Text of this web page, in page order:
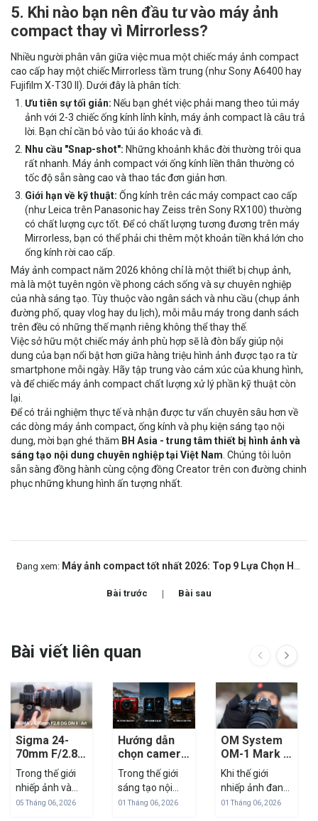
5. Khi nào bạn nên đầu tư vào máy ảnh
compact thay vì Mirrorless?
Nhiều người phân vân giữa việc mua một chiếc máy ảnh compact
cao cấp hay một chiếc Mirrorless tầm trung (như Sony A6400 hay
Fujifilm X-T30 II). Dưới đây là phân tích:
Ưu tiên sự tối giản: Nếu bạn ghét việc phải mang theo túi máy
ảnh với 2-3 chiếc ống kính lỉnh kỉnh, máy ảnh compact là câu trả
lời. Bạn chỉ cần bỏ vào túi áo khoác và đi.
Nhu cầu "Snap-shot": Những khoảnh khắc đời thường trôi qua
rất nhanh. Máy ảnh compact với ống kính liền thân thường có
tốc độ sẵn sàng cao và thao tác đơn giản hơn.
Giới hạn về kỹ thuật: Ống kính trên các máy compact cao cấp
(như Leica trên Panasonic hay Zeiss trên Sony RX100) thường
có chất lượng cực tốt. Để có chất lượng tương đương trên máy
Mirrorless, bạn có thể phải chi thêm một khoản tiền khá lớn cho
ống kính rời cao cấp.
Máy ảnh compact năm 2026 không chỉ là một thiết bị chụp ảnh,
mà là một tuyên ngôn về phong cách sống và sự chuyên nghiệp
của nhà sáng tạo. Tùy thuộc vào ngân sách và nhu cầu (chụp ảnh
đường phố, quay vlog hay du lịch), mỗi mẫu máy trong danh sách
trên đều có những thế mạnh riêng không thể thay thế.
Việc sở hữu một chiếc máy ảnh phù hợp sẽ là đòn bẩy giúp nội
dung của bạn nổi bật hơn giữa hàng triệu hình ảnh được tạo ra từ
smartphone mỗi ngày. Hãy tập trung vào cảm xúc của khung hình,
và để chiếc máy ảnh compact chất lượng xử lý phần kỹ thuật còn
lại.
Để có trải nghiệm thực tế và nhận được tư vấn chuyên sâu hơn về
các dòng máy ảnh compact, ống kính và phụ kiện sáng tạo nội
dung, mời bạn ghé thăm BH Asia - trung tâm thiết bị hình ảnh và
sáng tạo nội dung chuyên nghiệp tại Việt Nam. Chúng tôi luôn
sẵn sàng đồng hành cùng cộng đồng Creator trên con đường chinh
phục những khung hình ấn tượng nhất.
Đang xem: Máy ảnh compact tốt nhất 2026: Top 9 Lựa Chọn Hàng Đầu Cho Nhà Sáng Tạo Nội Dung
Bài trước Bài sau
Bài viết liên quan
Sigma 24-
70mm F/2.8
Art Mark II:
'Tiêu Cự
Vàng' Để Tác
Nghiệp
Trong thế giới
nhiếp ảnh và
quay phim
05 Tháng 06, 2026
Hướng dẫn
chọn camera
chống nước:
TG-7 vs
GoPro vs DJI
Trong thế giới
sáng tạo nội
dung hiện đại,
01 Tháng 06, 2026
OM System
OM-1 Mark II:
Flagship
mirrorless
cho hệ M43
Khi thế giới
nhiếp ảnh đang
bị cuốn theo
01 Tháng 06, 2026